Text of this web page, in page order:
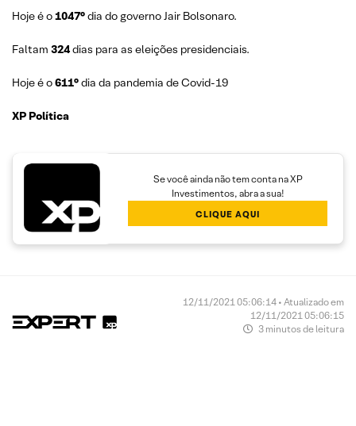
Hoje é o1047°dia do governo Jair Bolsonaro.
Faltam 324dias para as eleições presidenciais.
Hoje é o611°dia da pandemia de Covid-19
XP Política
Se você ainda não tem conta na XP
Investimentos, abra a sua!
CLIQUE AQUI
12/11/2021 05:06:14 • Atualizado em
12/11/2021 05:06:15
3 minutos de leitura